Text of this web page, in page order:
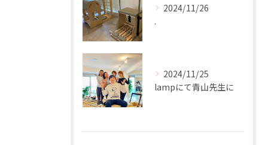
2024/11/26
.
2024/11/25
lampにて青山先生に